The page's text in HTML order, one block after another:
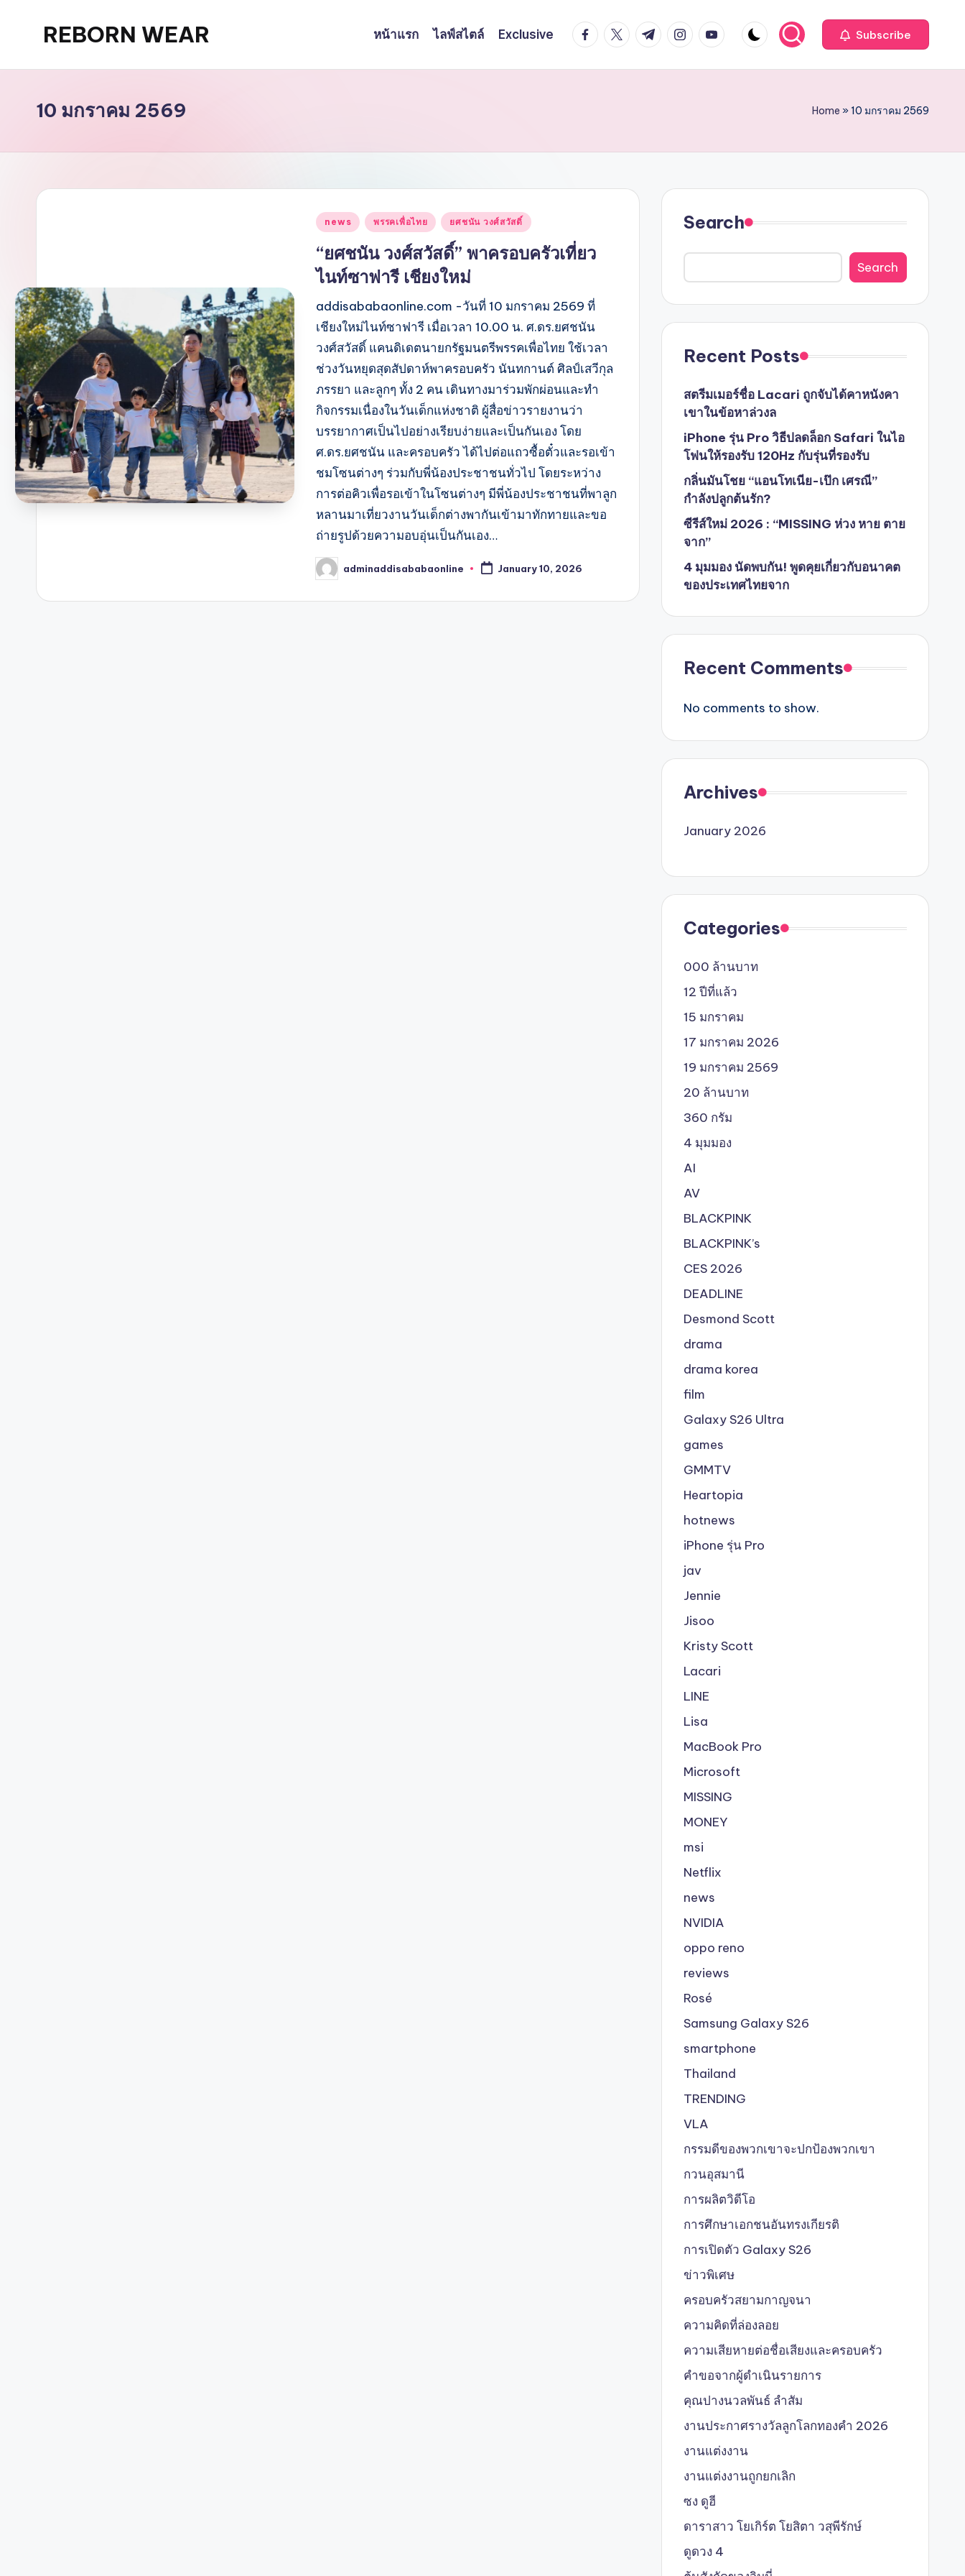
REBORN WEAR หน้าแรก ไลฟ์สไตล์ Exclusive facebook.com
twitter.com
t.me instagram.com
youtube.com Subscribe
10 มกราคม 2569 Home »10 มกราคม 2569
Posted
news พรรคเพื่อไทย ยศชนัน วงศ์สวัสดิ์
“ยศชนัน วงศ์สวัสดิ์” พาครอบครัวเที่ยว
ไนท์ซาฟารี เชียงใหม่
addisababaonline.com -วันที่ 10 มกราคม 2569 ที่
เชียงใหม่ไนท์ซาฟารี เมื่อเวลา 10.00 น. ศ.ดร.ยศชนัน
วงศ์สวัสดิ์ แคนดิเดตนายกรัฐมนตรีพรรคเพื่อไทย ใช้เวลา
ช่วงวันหยุดสุดสัปดาห์พาครอบครัว นันทกานต์ ศิลป์เสวีกุล
ภรรยา และลูกๆ ทั้ง 2 คน เดินทางมาร่วมพักผ่อนและทำ
กิจกรรมเนื่องในวันเด็กแห่งชาติ ผู้สื่อข่าวรายงานว่า
บรรยากาศเป็นไปอย่างเรียบง่ายและเป็นกันเอง โดย
ศ.ดร.ยศชนัน และครอบครัว ได้ไปต่อแถวซื้อตั๋วและรอเข้า
ชมโซนต่างๆ ร่วมกับพี่น้องประชาชนทั่วไป โดยระหว่าง
การต่อคิวเพื่อรอเข้าในโซนต่างๆ มีพี่น้องประชาชนที่พาลูก
หลานมาเที่ยวงานวันเด็กต่างพากันเข้ามาทักทายและขอ
ถ่ายรูปด้วยความอบอุ่นเป็นกันเอง…
Posted
by
adminaddisababaonline January 10, 2026
Search
Search
Recent Posts
สตรีมเมอร์ชื่อ Lacari ถูกจับได้คาหนังคา
เขาในข้อหาล่วงล
iPhone รุ่น Pro วิธีปลดล็อก Safari ในไอ
โฟนให้รองรับ 120Hz กับรุ่นที่รองรับ
กลิ่นมันโชย “แอนโทเนีย-เป๊ก เศรณี”
กำลังปลูกต้นรัก?
ซีรีส์ใหม่ 2026 : “MISSING ห่วง หาย ตาย
จาก”
4 มุมมอง นัดพบกัน! พูดคุยเกี่ยวกับอนาคต
ของประเทศไทยจาก
Recent Comments
No comments to show.
Archives
January 2026
Categories
000 ล้านบาท
12 ปีที่แล้ว
15 มกราคม
17 มกราคม 2026
19 มกราคม 2569
20 ล้านบาท
360 กรัม
4 มุมมอง
AI
AV
BLACKPINK
BLACKPINK’s
CES 2026
DEADLINE
Desmond Scott
drama
drama korea
film
Galaxy S26 Ultra
games
GMMTV
Heartopia
hotnews
iPhone รุ่น Pro
jav
Jennie
Jisoo
Kristy Scott
Lacari
LINE
Lisa
MacBook Pro
Microsoft
MISSING
MONEY
msi
Netflix
news
NVIDIA
oppo reno
reviews
Rosé
Samsung Galaxy S26
smartphone
Thailand
TRENDING
VLA
กรรมดีของพวกเขาจะปกป้องพวกเขา
กวนอุสมานี
การผลิตวิดีโอ
การศึกษาเอกชนอันทรงเกียรติ
การเปิดตัว Galaxy S26
ข่าวพิเศษ
ครอบครัวสยามกาญจนา
ความคิดที่ล่องลอย
ความเสียหายต่อชื่อเสียงและครอบครัว
คำขอจากผู้ดำเนินรายการ
คุณปางนวลพันธ์ ลำสัม
งานประกาศรางวัลลูกโลกทองคำ 2026
งานแต่งงาน
งานแต่งงานถูกยกเลิก
ซง ดูฮี
ดาราสาว โยเกิร์ต โยสิตา วสุพีรักษ์
ดูดวง 4